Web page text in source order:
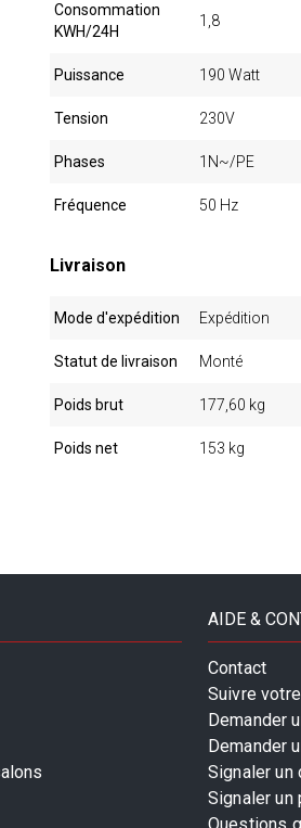
Consommation
KWH/24H
1,8
Puissance 190 Watt
Tension 230V
Phases 1N~/PE
Fréquence 50 Hz
Livraison
Mode d'expédition Expédition
Statut de livraison Monté
Poids brut 177,60 kg
Poids net 153 kg
AIDE &
Contact
Suivre
Demander
Demander
Signaler un
Signaler un